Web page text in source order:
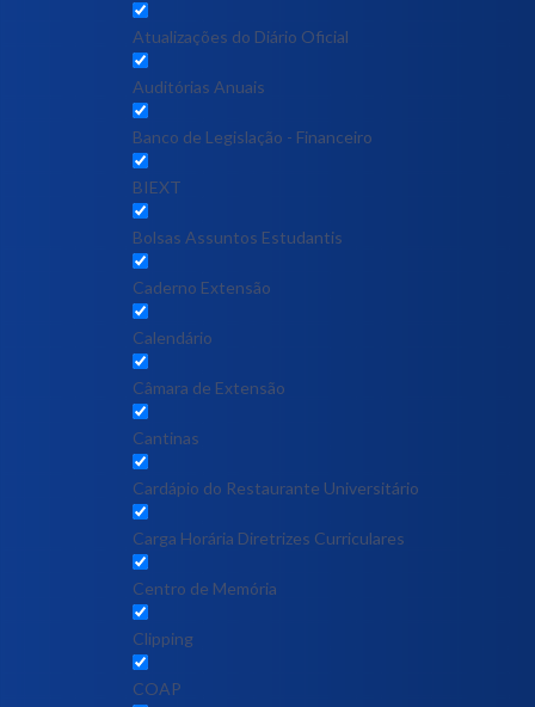
Atualizações do Diário Oficial
Auditórias Anuais
Banco de Legislação - Financeiro
BIEXT
Bolsas Assuntos Estudantis
Caderno Extensão
Calendário
Câmara de Extensão
Cantinas
Cardápio do Restaurante Universitário
Carga Horária Diretrizes Curriculares
Centro de Memória
Clipping
COAP